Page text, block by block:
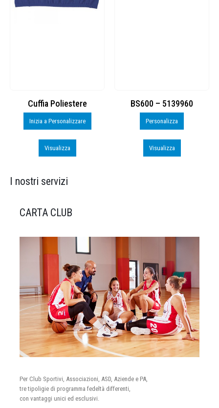
Cuffia Poliestere
Inizia a Personalizzare
Visualizza
BS600 – 5139960
Personalizza
Visualizza
I nostri servizi
CARTA CLUB
Per Club Sportivi, Associazioni, ASD, Aziende e PA,
tre tipoligie di programma fedeltà differenti,
con vantaggi unici ed esclusivi.